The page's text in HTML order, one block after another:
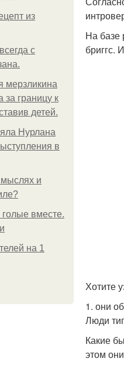
из
с
за границу к
детей.
Нурлана
в
мыслях и
вместе.
на 1
На базе
бриггс.
Хотите
1. они
Люди
Какие
этом